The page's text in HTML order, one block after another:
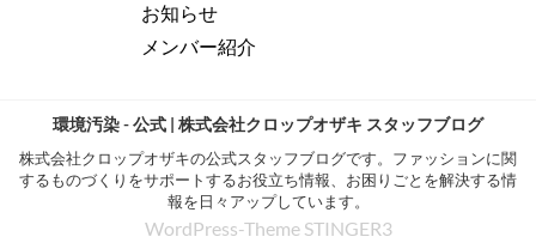
お知らせ
メンバー紹介
環境汚染 - 公式 | 株式会社クロップオザキ スタッフブログ
株式会社クロップオザキの公式スタッフブログです。ファッションに関
するものづくりをサポートするお役立ち情報、お困りごとを解決する情
報を日々アップしています。
WordPress-Theme STINGER3